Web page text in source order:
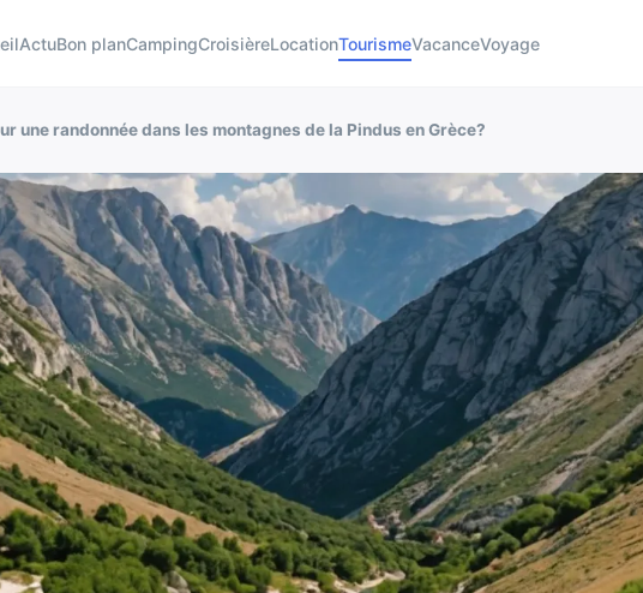
ActuBon planCampingCroisièreLocationTourismeVacanceVoyage
une randonnée dans les montagnes de la Pindus en Grèce?